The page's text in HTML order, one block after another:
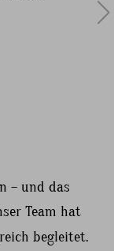
– und das
Team hat
begleitet.